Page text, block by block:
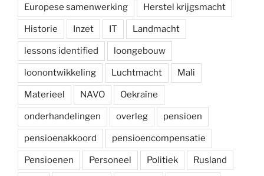
Europese samenwerking Herstel krijgsmacht
Historie Inzet IT Landmacht
lessons identified loongebouw
loonontwikkeling Luchtmacht Mali
Materieel NAVO Oekraïne
onderhandelingen overleg pensioen
pensioenakkoord pensioencompensatie
Pensioenen Personeel Politiek Rusland